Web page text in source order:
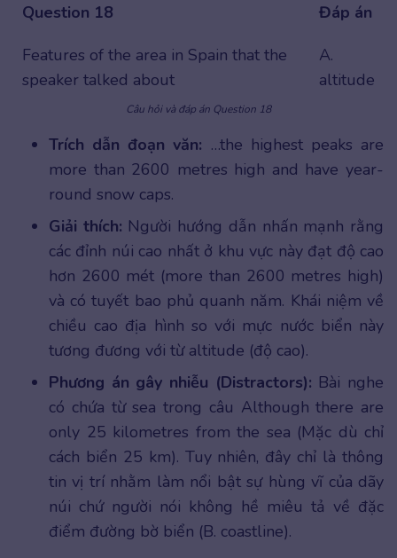
Question 18
Đáp án
Features of the area in Spain that the
speaker talked about
A.
altitude
Câu hỏi và đáp án Question 18
Trích dẫn đoạn văn: …the highest peaks are
more than 2600 metres high and have year-
round snow caps.
Giải thích: Người hướng dẫn nhấn mạnh rằng
các đỉnh núi cao nhất ở khu vực này đạt độ cao
hơn 2600 mét (more than 2600 metres high)
và có tuyết bao phủ quanh năm. Khái niệm về
chiều cao địa hình so với mực nước biển này
tương đương với từ altitude (độ cao).
Phương án gây nhiễu (Distractors): Bài nghe
có chứa từ sea trong câu Although there are
only 25 kilometres from the sea (Mặc dù chỉ
cách biển 25 km). Tuy nhiên, đây chỉ là thông
tin vị trí nhằm làm nổi bật sự hùng vĩ của dãy
núi chứ người nói không hề miêu tả về đặc
điểm đường bờ biển (B. coastline).